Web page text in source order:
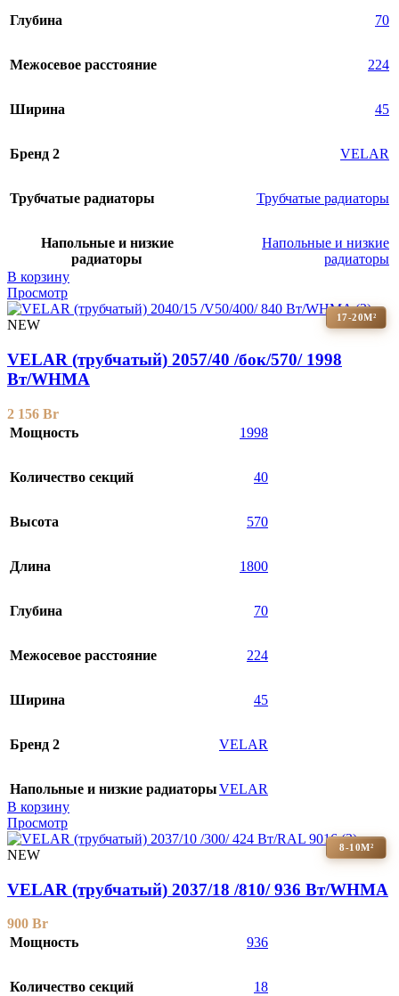
Глубина 70
Межосевое расстояние 224
Ширина 45
Бренд 2 VELAR
Трубчатые радиаторы Трубчатые радиаторы
Напольные и низкие
радиаторы
Напольные и низкие
радиаторы
В корзину
Просмотр
17-20М²
NEW
VELAR (трубчатый) 2057/40 /бок/570/ 1998
Bт/WHMA
2 156 Br
Мощность
1998
Количество секций 40
Высота 570
Длина 1800
Глубина 70
Межосевое расстояние 224
Ширина 45
Бренд 2 VELAR
Напольные и низкие радиаторыVELAR
В корзину
Просмотр
8-10М²
NEW
VELAR (трубчатый) 2037/18 /810/ 936 Bт/WHMA
900 Br
Мощность
936
Количество секций 18